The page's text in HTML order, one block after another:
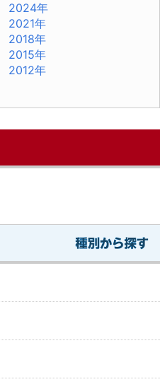
2024年
2021年
2018年
2015年
2012年